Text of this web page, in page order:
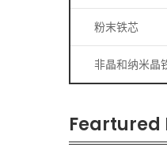
粉末铁芯
非晶和纳米晶
Feartured